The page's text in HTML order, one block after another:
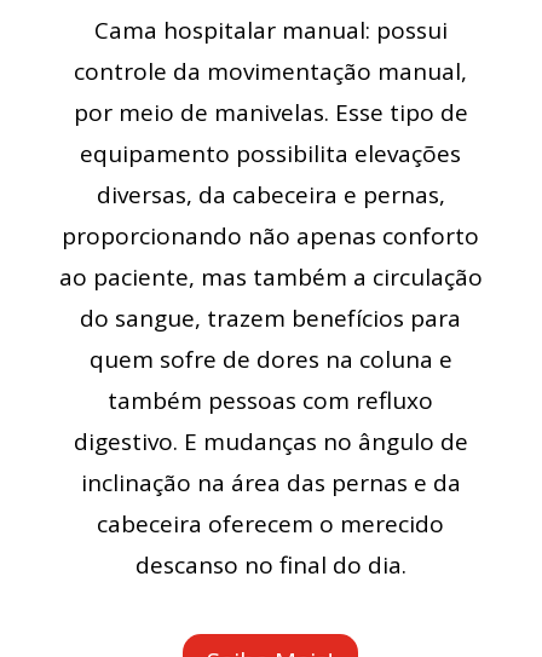
Cama hospitalar manual: possui
controle da movimentação manual,
por meio de manivelas. Esse tipo de
equipamento possibilita elevações
diversas, da cabeceira e pernas,
proporcionando não apenas conforto
ao paciente, mas também a circulação
do sangue, trazem benefícios para
quem sofre de dores na coluna e
também pessoas com refluxo
digestivo. E mudanças no ângulo de
inclinação na área das pernas e da
cabeceira oferecem o merecido
descanso no final do dia.